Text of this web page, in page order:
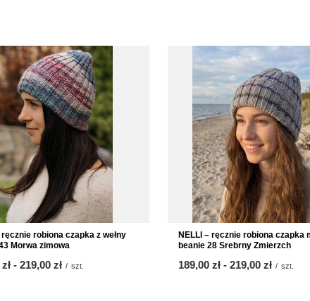
ręcznie robiona czapka z wełny
Morwa zimowa
- do
219,00 zł / szt.
NELLI – ręcznie robiona czapka
beanie 28 Srebrny Zmierzch
od
189,00 zł - do
219,00 zł / szt.